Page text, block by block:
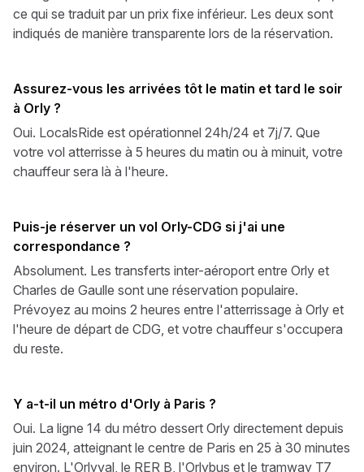
ce qui se traduit par un prix fixe inférieur. Les deux sont
indiqués de manière transparente lors de la réservation.
Assurez-vous les arrivées tôt le matin et tard le soir
à Orly ?
Oui. LocalsRide est opérationnel 24h/24 et 7j/7. Que
votre vol atterrisse à 5 heures du matin ou à minuit, votre
chauffeur sera là à l'heure.
Puis-je réserver un vol Orly-CDG si j'ai une
correspondance ?
Absolument. Les transferts inter-aéroport entre Orly et
Charles de Gaulle sont une réservation populaire.
Prévoyez au moins 2 heures entre l'atterrissage à Orly et
l'heure de départ de CDG, et votre chauffeur s'occupera
du reste.
Y a-t-il un métro d'Orly à Paris ?
Oui. La ligne 14 du métro dessert Orly directement depuis
juin 2024, atteignant le centre de Paris en 25 à 30 minutes
environ. L'Orlyval, le RER B, l'Orlybus et le tramway T7